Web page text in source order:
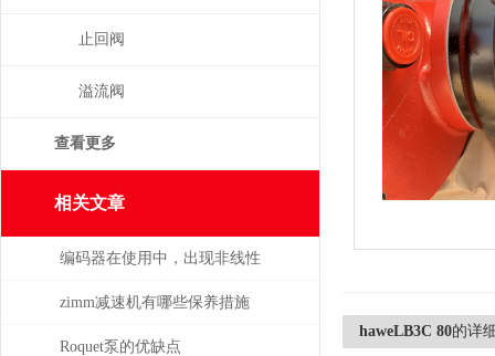
止回阀
溢流阀
查看更多
相关文章
编码器在使用中，出现非线性
误差的处理
zimm减速机有哪些保养措施
Roquet泵的优缺点
haweLB3C 80的详